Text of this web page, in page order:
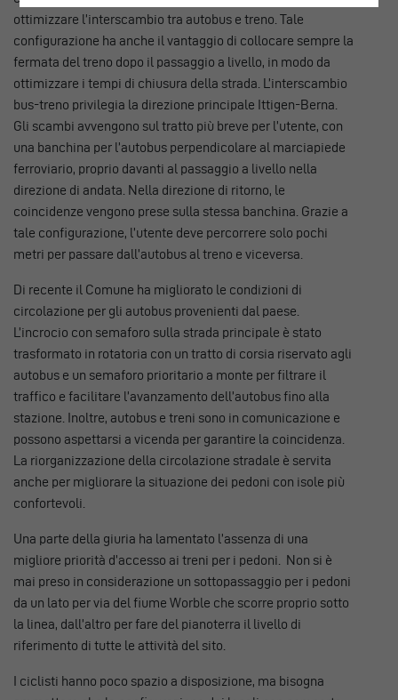
ottimizzare l’interscambio tra autobus e treno. Tale
configurazione ha anche il vantaggio di collocare sempre la
fermata del treno dopo il passaggio a livello, in modo da
ottimizzare i tempi di chiusura della strada. L’interscambio
bus-treno privilegia la direzione principale Ittigen-Berna.
Gli scambi avvengono sul tratto più breve per l’utente, con
una banchina per l’autobus perpendicolare al marciapiede
ferroviario, proprio davanti al passaggio a livello nella
direzione di andata. Nella direzione di ritorno, le
coincidenze vengono prese sulla stessa banchina. Grazie a
tale configurazione, l’utente deve percorrere solo pochi
metri per passare dall’autobus al treno e viceversa.
Di recente il Comune ha migliorato le condizioni di
circolazione per gli autobus provenienti dal paese.
L’incrocio con semaforo sulla strada principale è stato
trasformato in rotatoria con un tratto di corsia riservato agli
autobus e un semaforo prioritario a monte per filtrare il
traffico e facilitare l’avanzamento dell’autobus fino alla
stazione. Inoltre, autobus e treni sono in comunicazione e
possono aspettarsi a vicenda per garantire la coincidenza.
La riorganizzazione della circolazione stradale è servita
anche per migliorare la situazione dei pedoni con isole più
confortevoli.
Una parte della giuria ha lamentato l’assenza di una
migliore priorità d’accesso ai treni per i pedoni. Non si è
mai preso in considerazione un sottopassaggio per i pedoni
da un lato per via del fiume Worble che scorre proprio sotto
la linea, dall’altro per fare del pianoterra il livello di
riferimento di tutte le attività del sito.
I ciclisti hanno poco spazio a disposizione, ma bisogna